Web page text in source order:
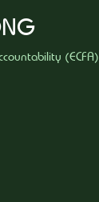
(ECFA)